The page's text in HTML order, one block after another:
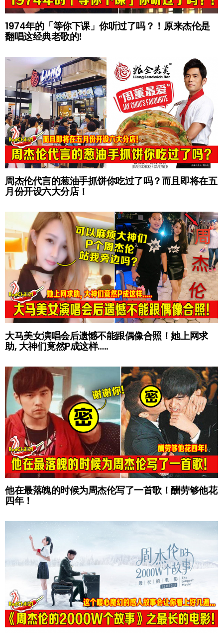
1974年的「等你下课」你听过了吗？！原来杰伦是
翻唱这经典老歌的!
周杰伦代言的葱油手抓饼你吃过了吗？而且即将在五
月份开设六大分店！
大马美女演唱会后遗憾不能跟偶像合照！她上网求
助, 大神们竟然P成这样…..
他在最落魄的时候为周杰伦写了一首歌！酬劳够他花
四年！